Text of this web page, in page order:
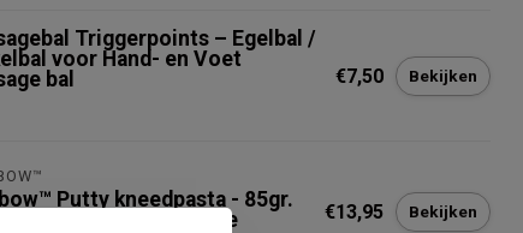
Triggerpoints – Egelbal /
voor Hand- en Voet
bal
€7,50 Bekijken
Putty kneedpasta - 85gr.
voor hand therapie
€13,95 Bekijken